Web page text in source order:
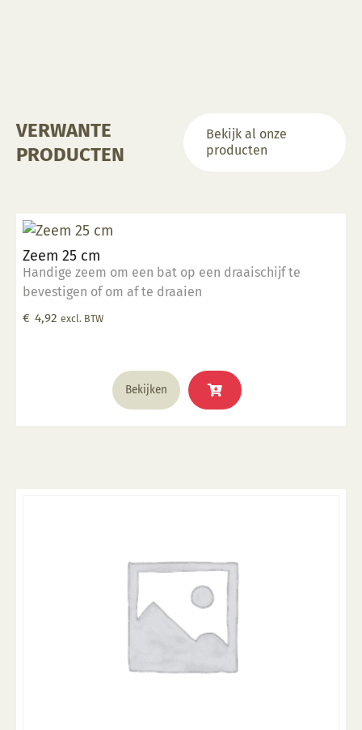
VERWANTE
PRODUCTEN
Bekijk al onze
producten
Zeem 25 cm
Handige zeem om een bat op een draaischijf te
bevestigen of om af te draaien
€ 4,92 excl. BTW
Bekijken